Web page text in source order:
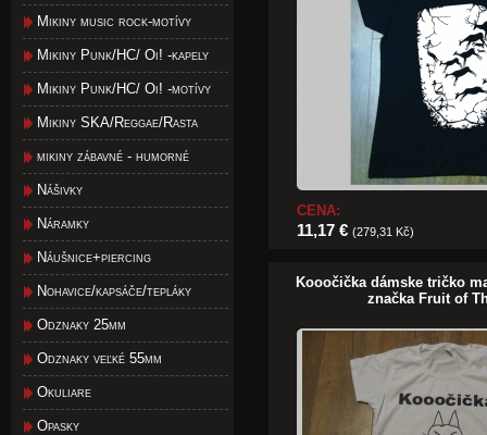
Mikiny music rock-motívy
Mikiny Punk/HC/ Oi! -kapely
Mikiny Punk/HC/ Oi! -motívy
Mikiny SKA/Reggae/Rasta
mikiny zábavné - humorné
Nášivky
Náramky
Náušnice+piercing
Nohavice/kapsáče/tepláky
Odznaky 25mm
Odznaky veľké 55mm
Okuliare
Opasky
CENA:
11,17 € (279,31 Kč)
Kooočička dámske tričko
značka Fruit of